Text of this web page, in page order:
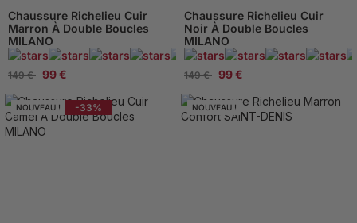
Chaussure Richelieu Cuir
Marron À Double Boucles
MILANO
149 € 99 €
95 Avis
Chaussure Richelieu Cuir
Noir À Double Boucles
MILANO
149 € 99 €
NOUVEAU ! -33% NOUVEAU !